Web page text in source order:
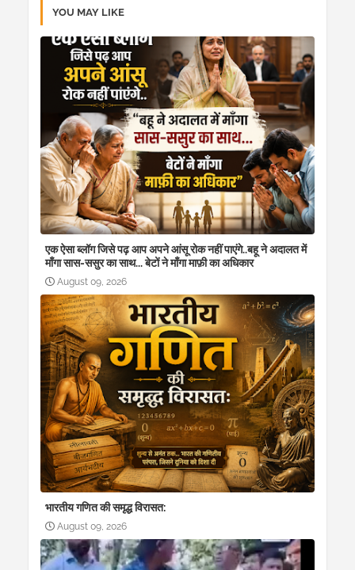
YOU MAY LIKE
एक ऐसा ब्लॉग जिसे पढ़ आप अपने आंसू रोक नहीं पाएंगे..बहू ने अदालत में
माँगा सास-ससुर का साथ... बेटों ने माँगा माफ़ी का अधिकार
August 09, 2026
भारतीय गणित की समृद्ध विरासत:
August 09, 2026